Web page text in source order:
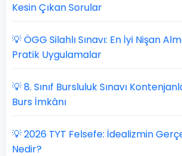
Kesin Çıkan Sorular
💡 ÖGG Silahlı Sınavı: En İyi Nişan
Pratik Uygulamalar
💡 8. Sınıf Bursluluk Sınavı
Burs İmkânı
💡 2026 TYT Felsefe: İdealizmin
Nedir?